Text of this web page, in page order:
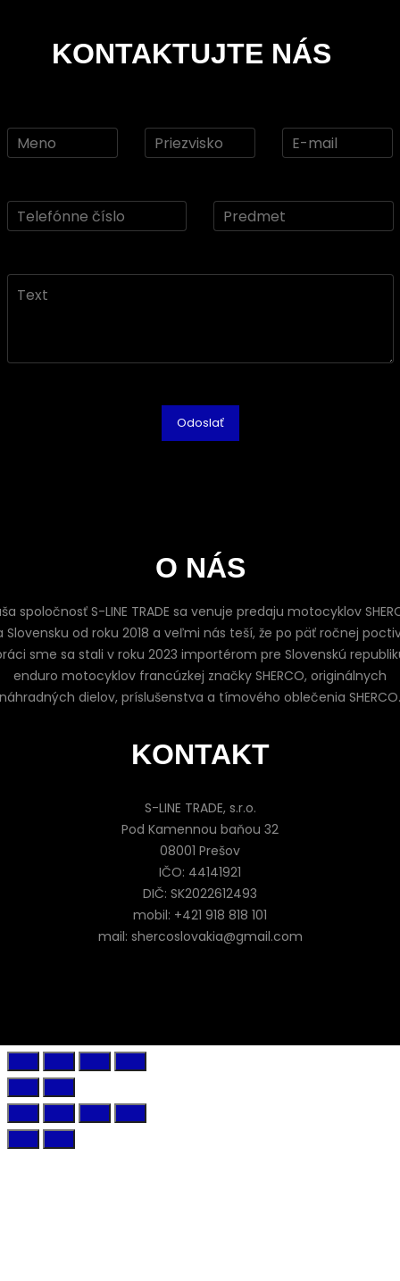
KONTAKTUJTE NÁS
O NÁS
spoločnosť S-LINE TRADE sa venuje predaju motocyklov
Slovensku od roku 2018 a veľmi nás teší, že po päť ročnej
sme sa stali v roku 2023 importérom pre Slovenskú
enduro motocyklov francúzkej značky SHERCO, originálnych
náhradných dielov, príslušenstva a tímového oblečenia SHERCO.
KONTAKT
S-LINE TRADE, s.r.o.
Pod Kamennou baňou 32
08001 Prešov
IČO: 44141921
DIČ: SK2022612493
mobil: +421 918 818 101
mail: shercoslovakia@gmail.com